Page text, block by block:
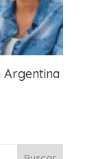
Argentina